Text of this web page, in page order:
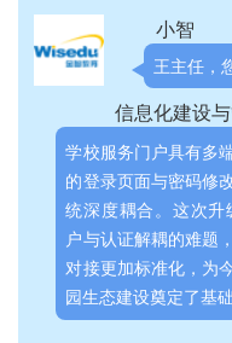
小智
王主任，
信息化建设
学校服务门户具有多
的登录页面与密码修
统深度耦合。这次升
户与认证解耦的难题
对接更加标准化，为
园生态建设奠定了基础